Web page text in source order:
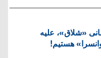
«شلاق»، علیه
هستیم!